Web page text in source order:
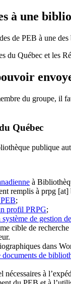
à une
de PEB à une
du Québec et les
du groupe, il
Québec
publique
à
remplis à prpg [at]
;
profil PRPG;
de gestion
cible de
.
dans
de
nécessaires à